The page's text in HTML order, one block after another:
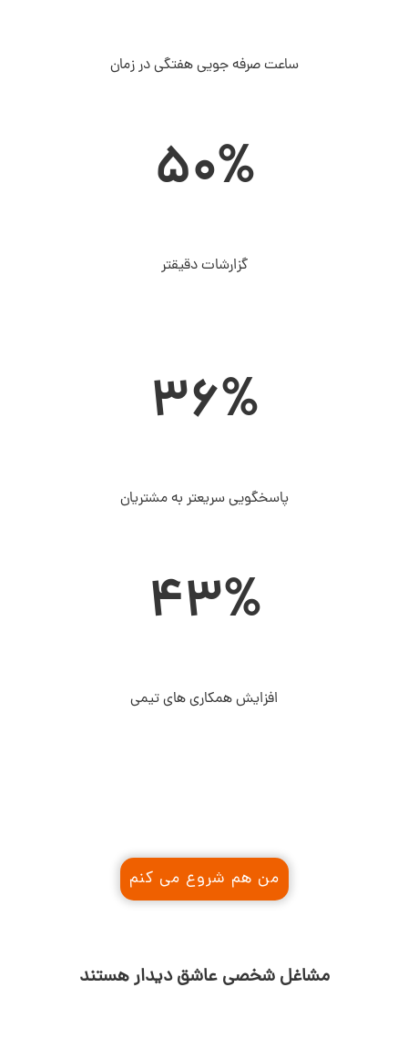
ساعت صرفه جویی هفتگی در زمان
50%
گزارشات دقیقتر
36%
پاسخگویی سریعتر به مشتریان
43%
افزایش همکاری های تیمی
من هم شروع می کنم
مشاغل شخصی عاشق دیدار هستند